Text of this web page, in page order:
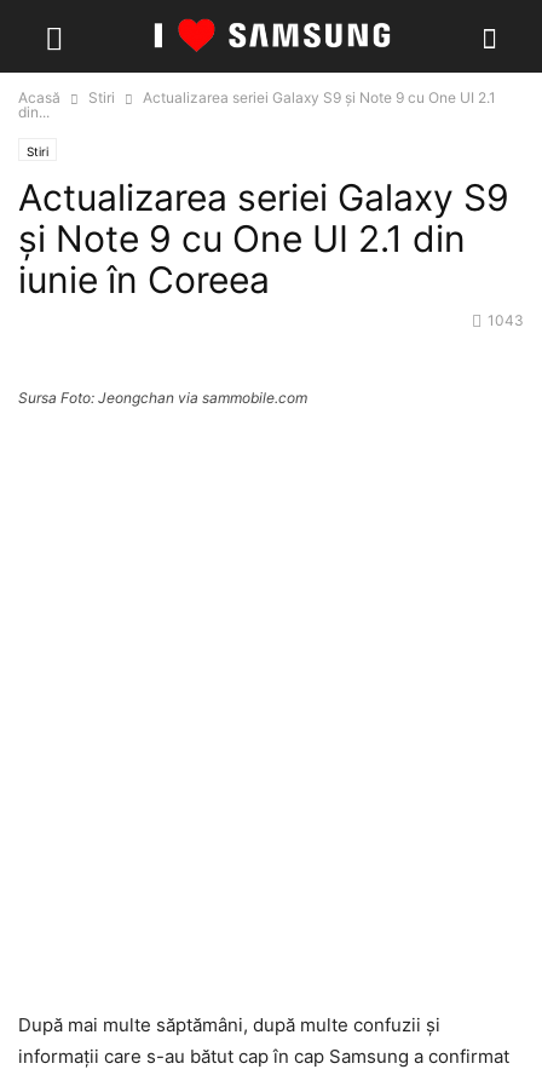
Acasă Stiri
Actualizarea seriei Galaxy S9 și Note 9 cu One UI 2.1
din...
Stiri
Actualizarea seriei Galaxy S9
și Note 9 cu One UI 2.1 din
iunie în Coreea
1043
Sursa Foto: Jeongchan via sammobile.com
După mai multe săptămâni, după multe confuzii și
informații care s-au bătut cap în cap Samsung a confirmat